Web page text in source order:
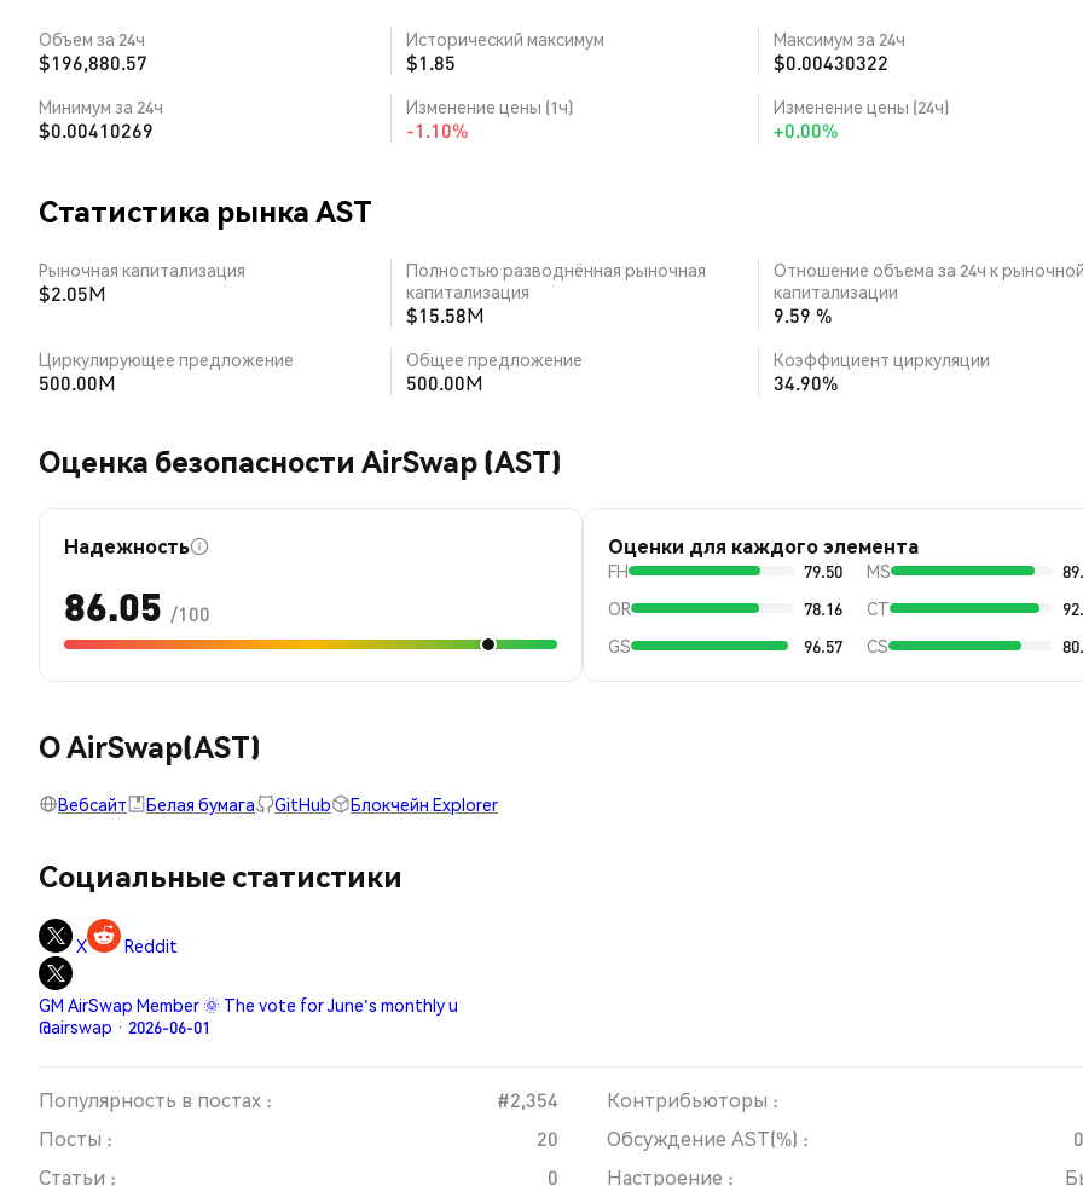
Объем за 24ч
$196,880.57
Исторический максимум
$1.85
Максимум за 24ч
$0.00430322
Минимум за 24ч
$0.00410269
Изменение цены (1ч)
-1.10%
Изменение цены (24ч)
+0.00%
Статистика рынка AST
Рыночная капитализация
$2.05M
Полностью разводнённая рыночная
капитализация
$15.58M
Отношение объема за 24ч к рыночной
капитализации
9.59 %
Циркулирующее предложение
500.00M
Общее предложение
500.00M
Коэффициент циркуляции
34.90%
Оценка безопасности AirSwap (AST)
Надежность
86.05 /100
Оценки для каждого элемента
FH 79.50 MS
OR
78.16 CT
GS
96.57 CS
О AirSwap(AST)
Вебсайт Белая бумага GitHub Блокчейн Explorer
Социальные статистики
X Reddit
GM AirSwap Member 🌞 The vote for June's monthly u
@airswap · 2026-06-01
Популярность в постах : #2,354 Контрибьюторы :
Посты :
20 Обсуждение AST(%) :
Статьи :
0 Настроение :